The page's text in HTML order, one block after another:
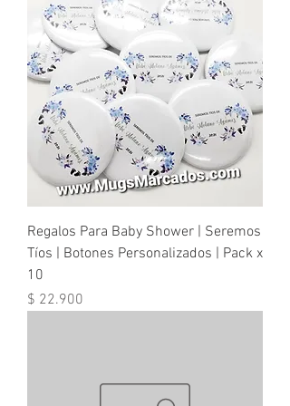
Regalos Para Baby Shower | Seremos
Tíos | Botones Personalizados | Pack x
10
Precio
$ 22.900